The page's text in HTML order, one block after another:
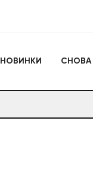
НОВИНКИ СНОВА
Слайм